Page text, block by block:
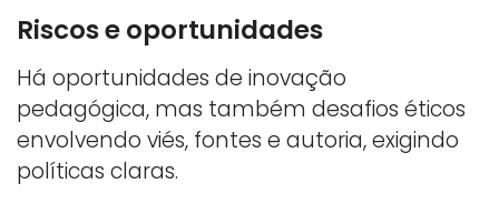
Riscos e oportunidades
Há oportunidades de inovação
pedagógica, mas também desafios éticos
envolvendo viés, fontes e autoria, exigindo
políticas claras.